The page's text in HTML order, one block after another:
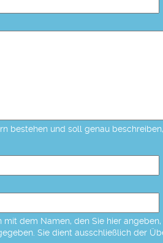
bestehen und soll genau
mit dem Namen, den Sie hier
Sie dient ausschließlich der